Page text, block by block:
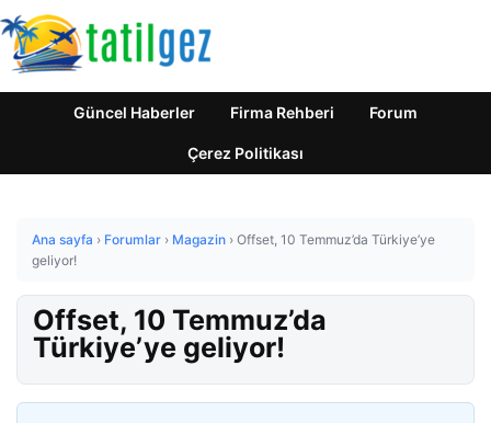
Güncel Haberler Firma Rehberi Forum
Çerez Politikası
Ana sayfa › Forumlar › Magazin › Offset, 10 Temmuz’da Türkiye’ye
geliyor!
Offset, 10 Temmuz’da
Türkiye’ye geliyor!